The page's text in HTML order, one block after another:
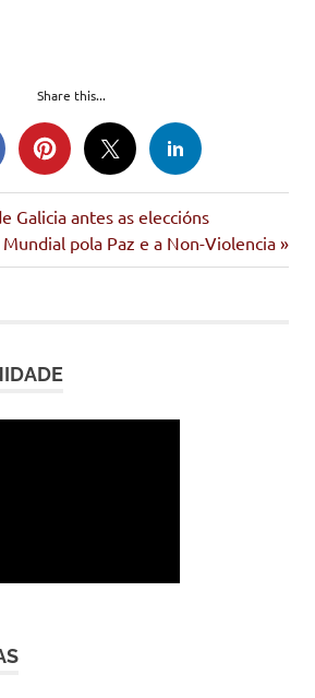
Share this...
Galicia antes as eleccións
Mundial pola Paz e a Non-Violencia